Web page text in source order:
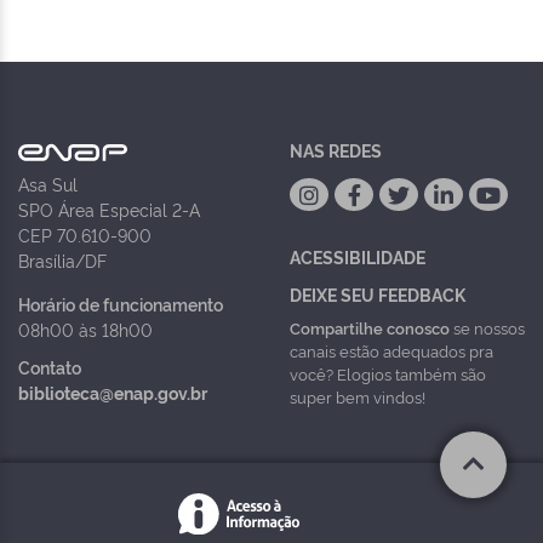
Asa Sul
SPO Área Especial 2-A
CEP 70.610-900
Brasília/DF
Horário de funcionamento
08h00 às 18h00
Contato
biblioteca@enap.gov.br
NAS REDES
ACESSIBILIDADE
DEIXE SEU FEEDBACK
Compartilhe conoscose nossos
canais estão adequados pra
você? Elogios também são
super bem vindos!